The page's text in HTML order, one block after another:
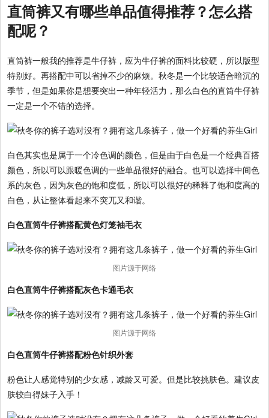
直筒裤又有哪些单品值得推荐？怎么搭
配呢？
直筒裤一般我的推荐是牛仔裤，应为牛仔裤的面料比较硬，所以版型
特别好。再搭配中可以省掉不少的麻烦。秋冬是一个比较适合暗沉的
季节，但是如果你是想要突出一种年轻活力，那么白色的直筒牛仔裤
一定是一个不错的选择。
白色其实也是属于一个冷色调的颜色，但是由于白色是一个经典百搭
颜色，所以可以跟暖色调的一些单品很好的融合。也可以选择中间色
系的灰色，因为灰色的饱和度低，所以可以很好的稀释了饱和度高的
白色，从让整体看起来不突兀又和谐。
白色直筒牛仔裤搭配黄色灯笼袖毛衣
图片源于网络
白色直筒牛仔裤搭配灰色卡通毛衣
图片源于网络
白色直筒牛仔裤搭配粉色针织外套
粉色让人感觉特别的少女感，减龄又可爱。但是比较挑肤色。建议皮
肤较白得妹子入手！